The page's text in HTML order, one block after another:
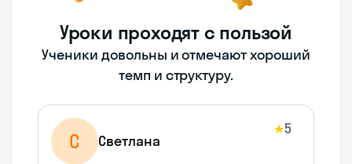
Уроки проходят с пользой
Ученики довольны и отмечают хороший
темп и структуру.
С Светлана
★5